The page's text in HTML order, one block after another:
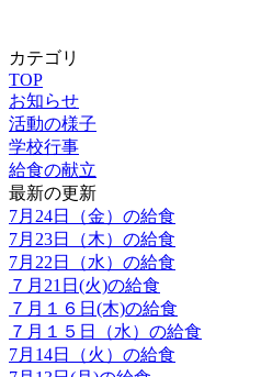
カテゴリ
TOP
お知らせ
活動の様子
学校行事
給食の献立
最新の更新
7月24日（金）の給食
7月23日（木）の給食
7月22日（水）の給食
７月21日(火)の給食
７月１６日(木)の給食
７月１５日（水）の給食
7月14日（火）の給食